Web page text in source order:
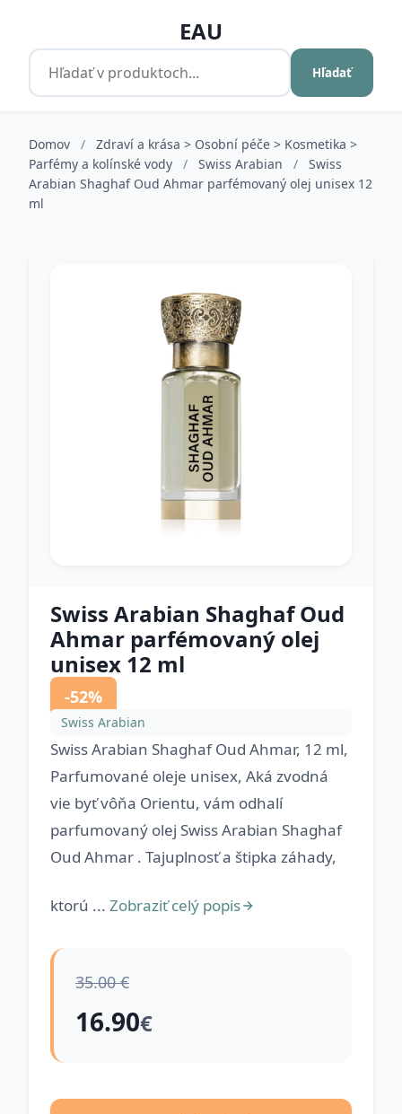
EAU
Hľadať
Domov /
Zdraví a krása > Osobní péče > Kosmetika >
Parfémy a kolínské vody
/ Swiss Arabian /
Swiss
Arabian Shaghaf Oud Ahmar parfémovaný olej unisex 12
ml
Swiss Arabian Shaghaf Oud
Ahmar parfémovaný olej
unisex 12 ml
-52%
Swiss Arabian
Swiss Arabian Shaghaf Oud Ahmar, 12 ml,
Parfumované oleje unisex, Aká zvodná
vie byť vôňa Orientu, vám odhalí
parfumovaný olej Swiss Arabian Shaghaf
Oud Ahmar . Tajuplnosť a štipka záhady,
ktorú ... Zobraziť celý popis
35.00 €
16.90€